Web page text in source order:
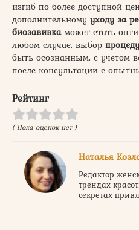
изгиб по более доступной
дополнительному уходу за
биозавивкаможет стать
любом случае, выбор
быть осознанным, с учетом
после консультации с
Рейтинг
( Пока оценок нет )
Наталья
Редактор
трендах
секретах